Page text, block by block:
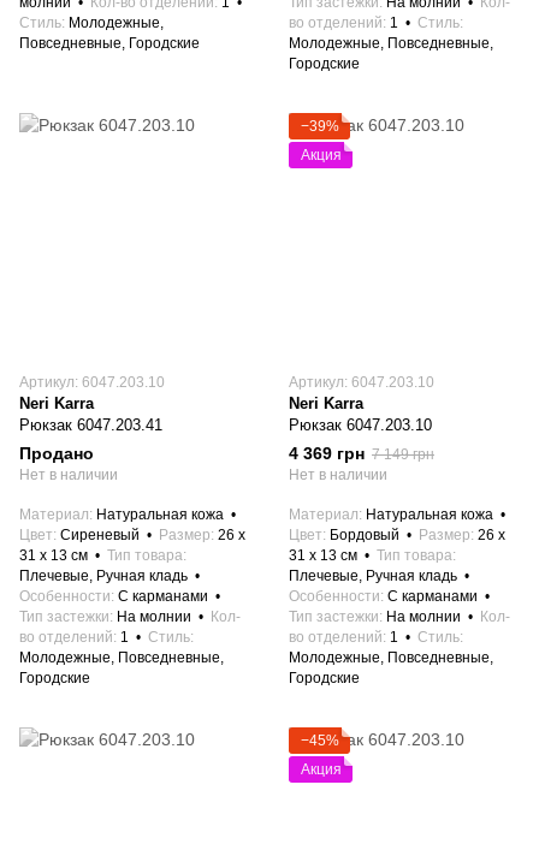
Стиль Молодежные,
Повседневные, Городские
во отделений 1
Стиль
Молодежные, Повседневные,
Городские
Артикул: 6047.203.10
Neri Karra
Рюкзак 6047.203.41
Продано
Нет в наличии
Материал
Натуральная кожа
Цвет Сиреневый Размер 26 x
31 x 13 см
Тип товара
Плечевые, Ручная кладь
Особенности С карманами
Тип застежки
На молнии
Кол-
во отделений 1
Стиль
Молодежные, Повседневные,
Городские
−39%
Акция
Артикул: 6047.203.10
Neri Karra
Рюкзак 6047.203.10
4 369 грн 7 149 грн
Нет в наличии
Материал
Натуральная кожа
Цвет
Бордовый Размер 26 x
31 x 13 см
Тип товара
Плечевые, Ручная кладь
Особенности С карманами
Тип застежки
На молнии
Кол-
во отделений 1
Стиль
Молодежные, Повседневные,
Городские
−45%
Акция